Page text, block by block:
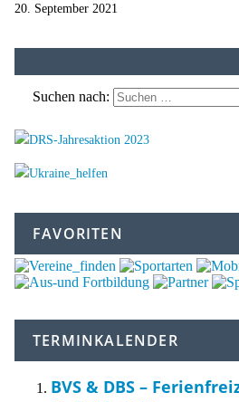
20. September 2021
Suchen nach:
FAVORITEN
TERMINKALENDER
BVS & DBS –